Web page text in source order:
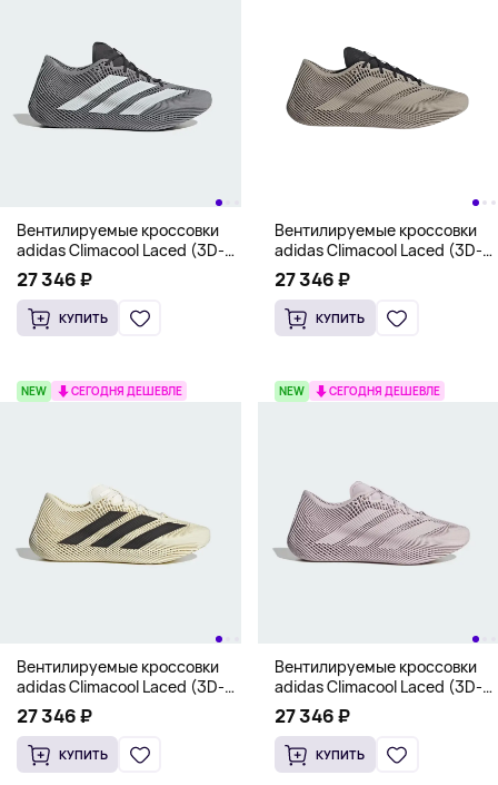
Вентилируемые кроссовки
adidas Climacool Laced (3D-
сетка), серый
27 346 ₽
КУПИТЬ
Вентилируемые кроссовки
adidas Climacool Laced (3D-
сетка), оливковый
27 346 ₽
КУПИТЬ
NEW СЕГОДНЯ ДЕШЕВЛЕ
Вентилируемые кроссовки
adidas Climacool Laced (3D-
сетка), белый
27 346 ₽
КУПИТЬ
NEW СЕГОДНЯ ДЕШЕВЛЕ
Вентилируемые кроссовки
adidas Climacool Laced (3D-
сетка), светлый тауп
27 346 ₽
КУПИТЬ